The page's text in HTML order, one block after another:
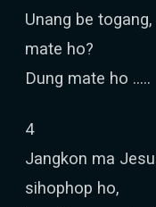
Unang be
mate ho?
Dung mate ho …..
4
Jangkon ma
sihophop ho,